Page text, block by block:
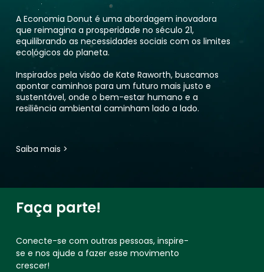
A Economia Donut é uma abordagem inovadora
que reimagina a prosperidade no século 21,
equilibrando as necessidades sociais com os limites
ecológicos do planeta.
Inspirados pela visão de Kate Raworth, buscamos
apontar caminhos para um futuro mais justo e
sustentável, onde o bem-estar humano e a
resiliência ambiental caminham lado a lado.
Saiba mais >
Faça parte!
Conecte-se com outras pessoas, inspire-
se e nos ajude a fazer esse movimento
crescer!